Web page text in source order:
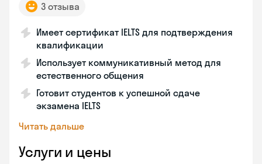
3 отзыва
Имеет сертификат IELTS для подтверждения
квалификации
Использует коммуникативный метод для
естественного общения
Готовит студентов к успешной сдаче
экзамена IELTS
Читать дальше
Услуги и цены